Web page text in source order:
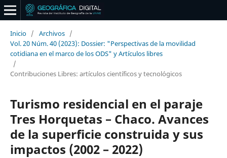
Inicio / Archivos /
Vol. 20 Núm. 40 (2023): Dossier: "Perspectivas de la movilidad
cotidiana en el marco de los ODS" y Artículos libres
/
Contribuciones Libres: artículos científicos y tecnológicos
Turismo residencial en el paraje
Tres Horquetas – Chaco. Avances
de la superficie construida y sus
impactos (2002 – 2022)